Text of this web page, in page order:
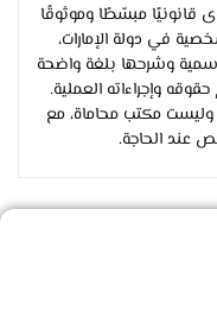
مبسّطًا وموثوقًا
في دولة الإمارات،
وشرحها بلغة واضحة
وإجراءاته العملية.
مكتب محاماة، مع
عند الحاجة.